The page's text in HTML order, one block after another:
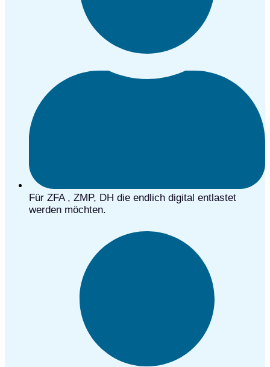
Für ZFA , ZMP, DH die endlich digital entlastet
werden möchten.